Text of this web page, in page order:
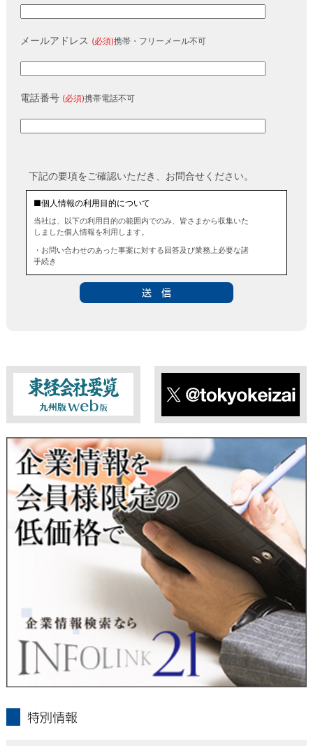
メールアドレス (必須)携帯・フリーメール不可
電話番号 (必須)携帯電話不可
下記の要項をご確認いただき、お問合せください。
■個人情報の利用目的について
当社は、以下の利用目的の範囲内でのみ、皆さまから収集いた
しました個人情報を利用します。
・お問い合わせのあった事案に対する回答及び業務上必要な諸
手続き
■個人情報の第三者提供について
■ 個人情報提供の任意性及び留意点
個人情報のご提供は任意ですが、必要な個人情報をご提供いた
だけなかった場合は、上記利用目的を達成できない場合があり
ますのでご了承ください。
当社は、本人が自己の個人情報について、通知・開示・訂正・
追加・削除・利用停止・提供停止の希望がございましたら、本
人または代理人の請求応じて、個人データの通知・開示・訂
正・追加・削除・利用停止・提供停止の請求に応じます。
受付方法は、本人確認資料（運転免許証、パスポート何れかの
コピー）、「個人情報取扱申請書」「委任状」（代理人による
申請の場合のみ必要となります）を当社宛にお送り下さい。
＜個人情報保護に関するお問合せ・相談窓口＞
〒802-0004 北九州市小倉北区鍛冶町2丁目5-11（第一東経ビ
フリーダイヤル 0120-55-9986
受付時間 平日9：00～17：00
東経会社要覧web版 X